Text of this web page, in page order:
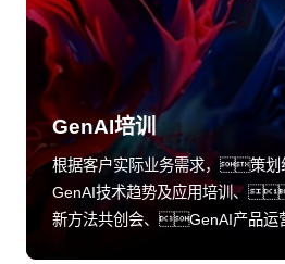
GenAI培训
根据客户实际业务需求，策划
GenAI技术趋势及应用培训、
新方法共创会、GenAI产品运